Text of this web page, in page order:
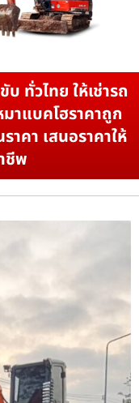
ทั่วไทย ให้เช่ารถ
มาแบคโฮราคาถูก
าคา เสนอราคาให้
ชีพ